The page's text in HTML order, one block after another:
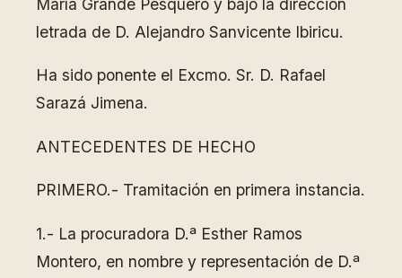
María Grande Pesquero y bajo la dirección
letrada de D. Alejandro Sanvicente Ibiricu.
Ha sido ponente el Excmo. Sr. D. Rafael
Sarazá Jimena.
ANTECEDENTES DE HECHO
PRIMERO.- Tramitación en primera instancia.
1.- La procuradora D.ª Esther Ramos
Montero, en nombre y representación de D.ª